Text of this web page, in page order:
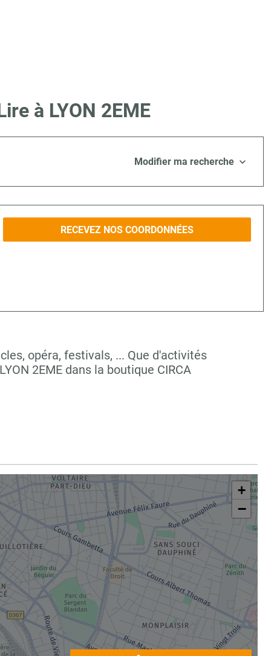
à LYON 2EME
Modifier ma recherche
RECEVEZ NOS COORDONNÉES
opéra, festivals, ... Que d'activités
2EME dans la boutique CIRCA
+
−